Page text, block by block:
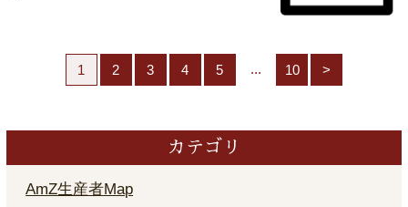
1 2 3 4 5 ... 10 >
カテゴリ
AmZ生産者Map